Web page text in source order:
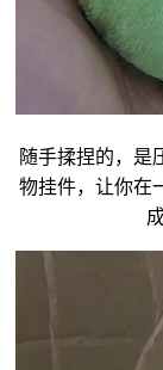
随手揉捏的，是
物挂件，让你在